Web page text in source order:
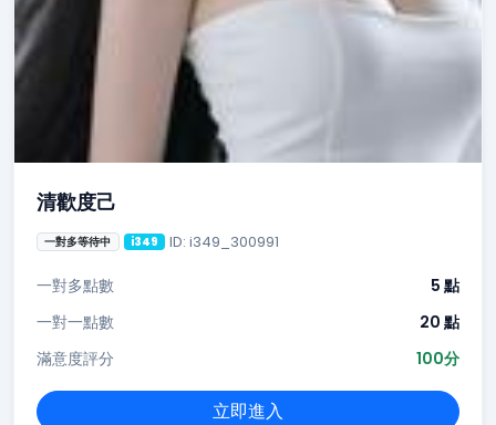
清歡度己
一對多等待中 i349 ID: i349_300991
一對多點數
5 點
一對一點數
20 點
滿意度評分
100分
立即進入